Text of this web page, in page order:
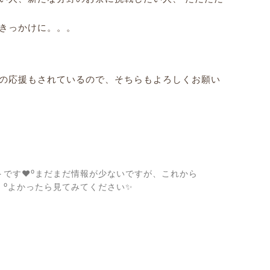
かけに。。。
援もされているので、そちらもよろしくお願い
す❤⁰まだまだ情報が少ないですが、これから
よかったら見てみてください✨